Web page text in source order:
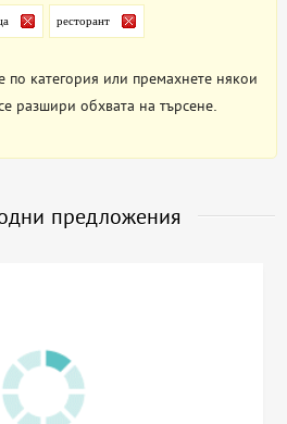
ресторант
по категория или премахнете някои
разшири обхвата на търсене.
предложения